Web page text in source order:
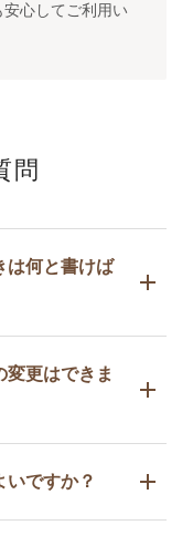
心してご利用い
問
は何と書けば
変更はできま
いですか？